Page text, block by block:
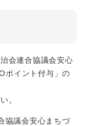
会連合協議会安心
ポイント付与」の
。
協議会安心まちづ